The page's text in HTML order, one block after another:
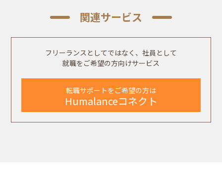
関連サービス
フリーランスとしてではなく、社員として
就職をご希望の方向けサービス
転職サポートをご希望の方は
Humalanceコネクト